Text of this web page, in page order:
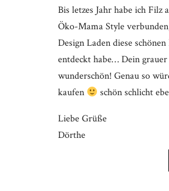
Bis letzes Jahr habe ich Filz
Öko-Mama Style
Design Laden diese
entdeckt habe… Dein
wunderschön! Genau so
kaufen
schön schlicht
Liebe Grüße
Dörthe